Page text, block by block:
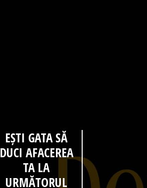
EȘTI GATA SĂ
DUCI AFACEREA
TA LA
URMĂTORUL